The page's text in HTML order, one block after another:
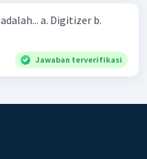
a. Digitizer b.
Jawaban terverifikasi